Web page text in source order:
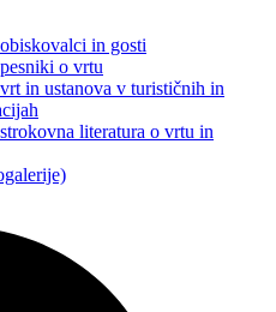
in gosti
o vrtu
in ustanova v turističnih in
literatura o vrtu in